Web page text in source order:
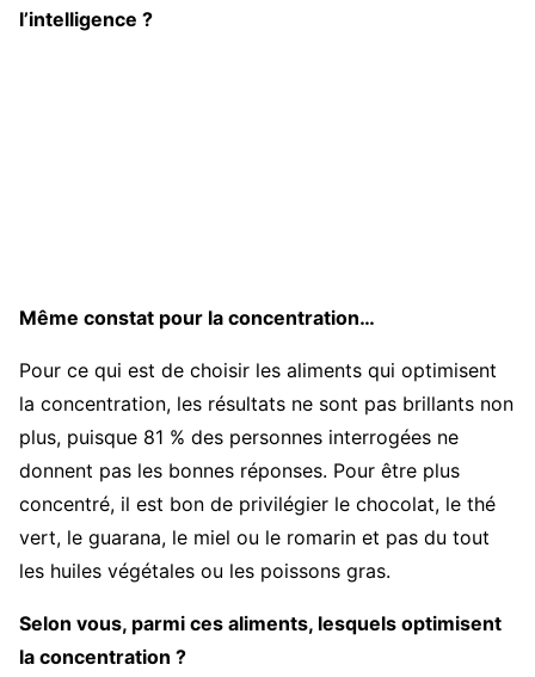
l’intelligence ?
Même constat pour la concentration…
Pour ce qui est de choisir les aliments qui optimisent
la concentration, les résultats ne sont pas brillants non
plus, puisque 81 % des personnes interrogées ne
donnent pas les bonnes réponses. Pour être plus
concentré, il est bon de privilégier le chocolat, le thé
vert, le guarana, le miel ou le romarin et pas du tout
les huiles végétales ou les poissons gras.
Selon vous, parmi ces aliments, lesquels optimisent
la concentration ?